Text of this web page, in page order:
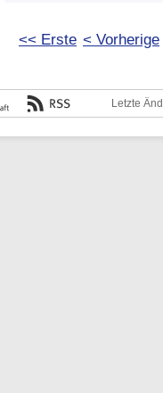
<< Erste < Vorherige
Letzte